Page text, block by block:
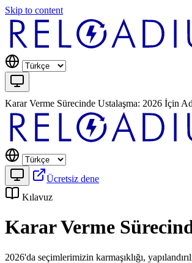
Skip to content
Karar Verme Sürecinde Ustalaşma: 2026 İçin
Ücretsiz dene
Kılavuz
Karar Verme
2026'da seçimlerimizin karmaşıklığı,